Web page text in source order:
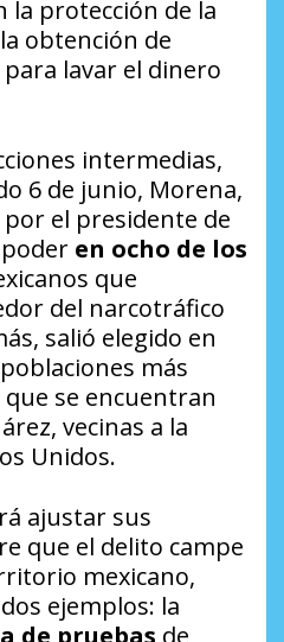
la protección de la
obtención de
lavar el dinero
intermedias,
6 de junio, Morena,
el presidente de
en ocho de los
que
del narcotráfico
salió elegido en
más
se encuentran
vecinas a la
Unidos.
ajustar sus
que el delito campe
mexicano,
ejemplos: la